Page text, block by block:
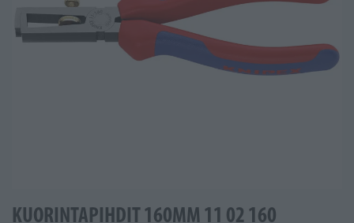
KUORINTAPIHDIT 160MM 11 02 160